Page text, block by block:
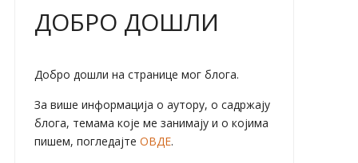
ДОБРО ДОШЛИ
Добро дошли на странице мог блога.
За више информација о аутору, о садржају
блога, темама које ме занимају и о којима
пишем, погледајте ОВДЕ.